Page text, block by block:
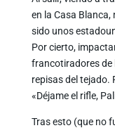
en la Casa
sido unos
Por cierto,
francotiradores de
repisas del tejado.
«Déjame el rifle,
Tras esto (que no